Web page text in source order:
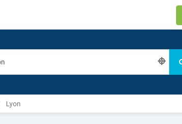
Lyon